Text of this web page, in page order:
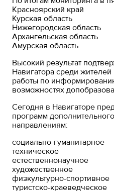
Красноярский край
Курская область
Нижегородская область
Архангельская область
Амурская область
Высокий результат
Навигатора среди
работы по
возможностях
Сегодня в Навигаторе
программ
направлениям:
социально-гуманитарное
техническое
естественнонаучное
художественное
физкультурно-спортивное
туристско-краеведческое